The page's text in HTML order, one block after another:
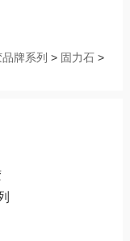
牌系列 > 固力石 >